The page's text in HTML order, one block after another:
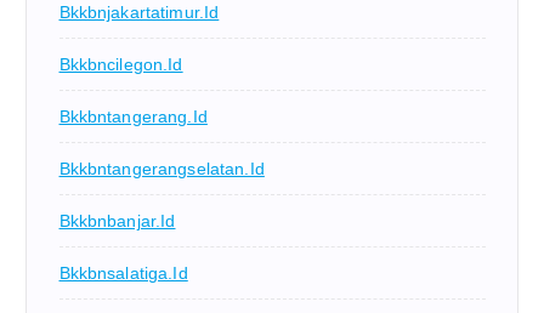
Bkkbnjakartatimur.id
Bkkbncilegon.id
Bkkbntangerang.id
Bkkbntangerangselatan.id
Bkkbnbanjar.id
Bkkbnsalatiga.id